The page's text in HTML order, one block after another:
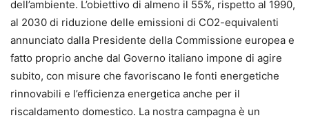
dell’ambiente. L’obiettivo di almeno il 55%, rispetto al 1990,
al 2030 di riduzione delle emissioni di CO2-equivalenti
annunciato dalla Presidente della Commissione europea e
fatto proprio anche dal Governo italiano impone di agire
subito, con misure che favoriscano le fonti energetiche
rinnovabili e l’efficienza energetica anche per il
riscaldamento domestico. La nostra campagna è un